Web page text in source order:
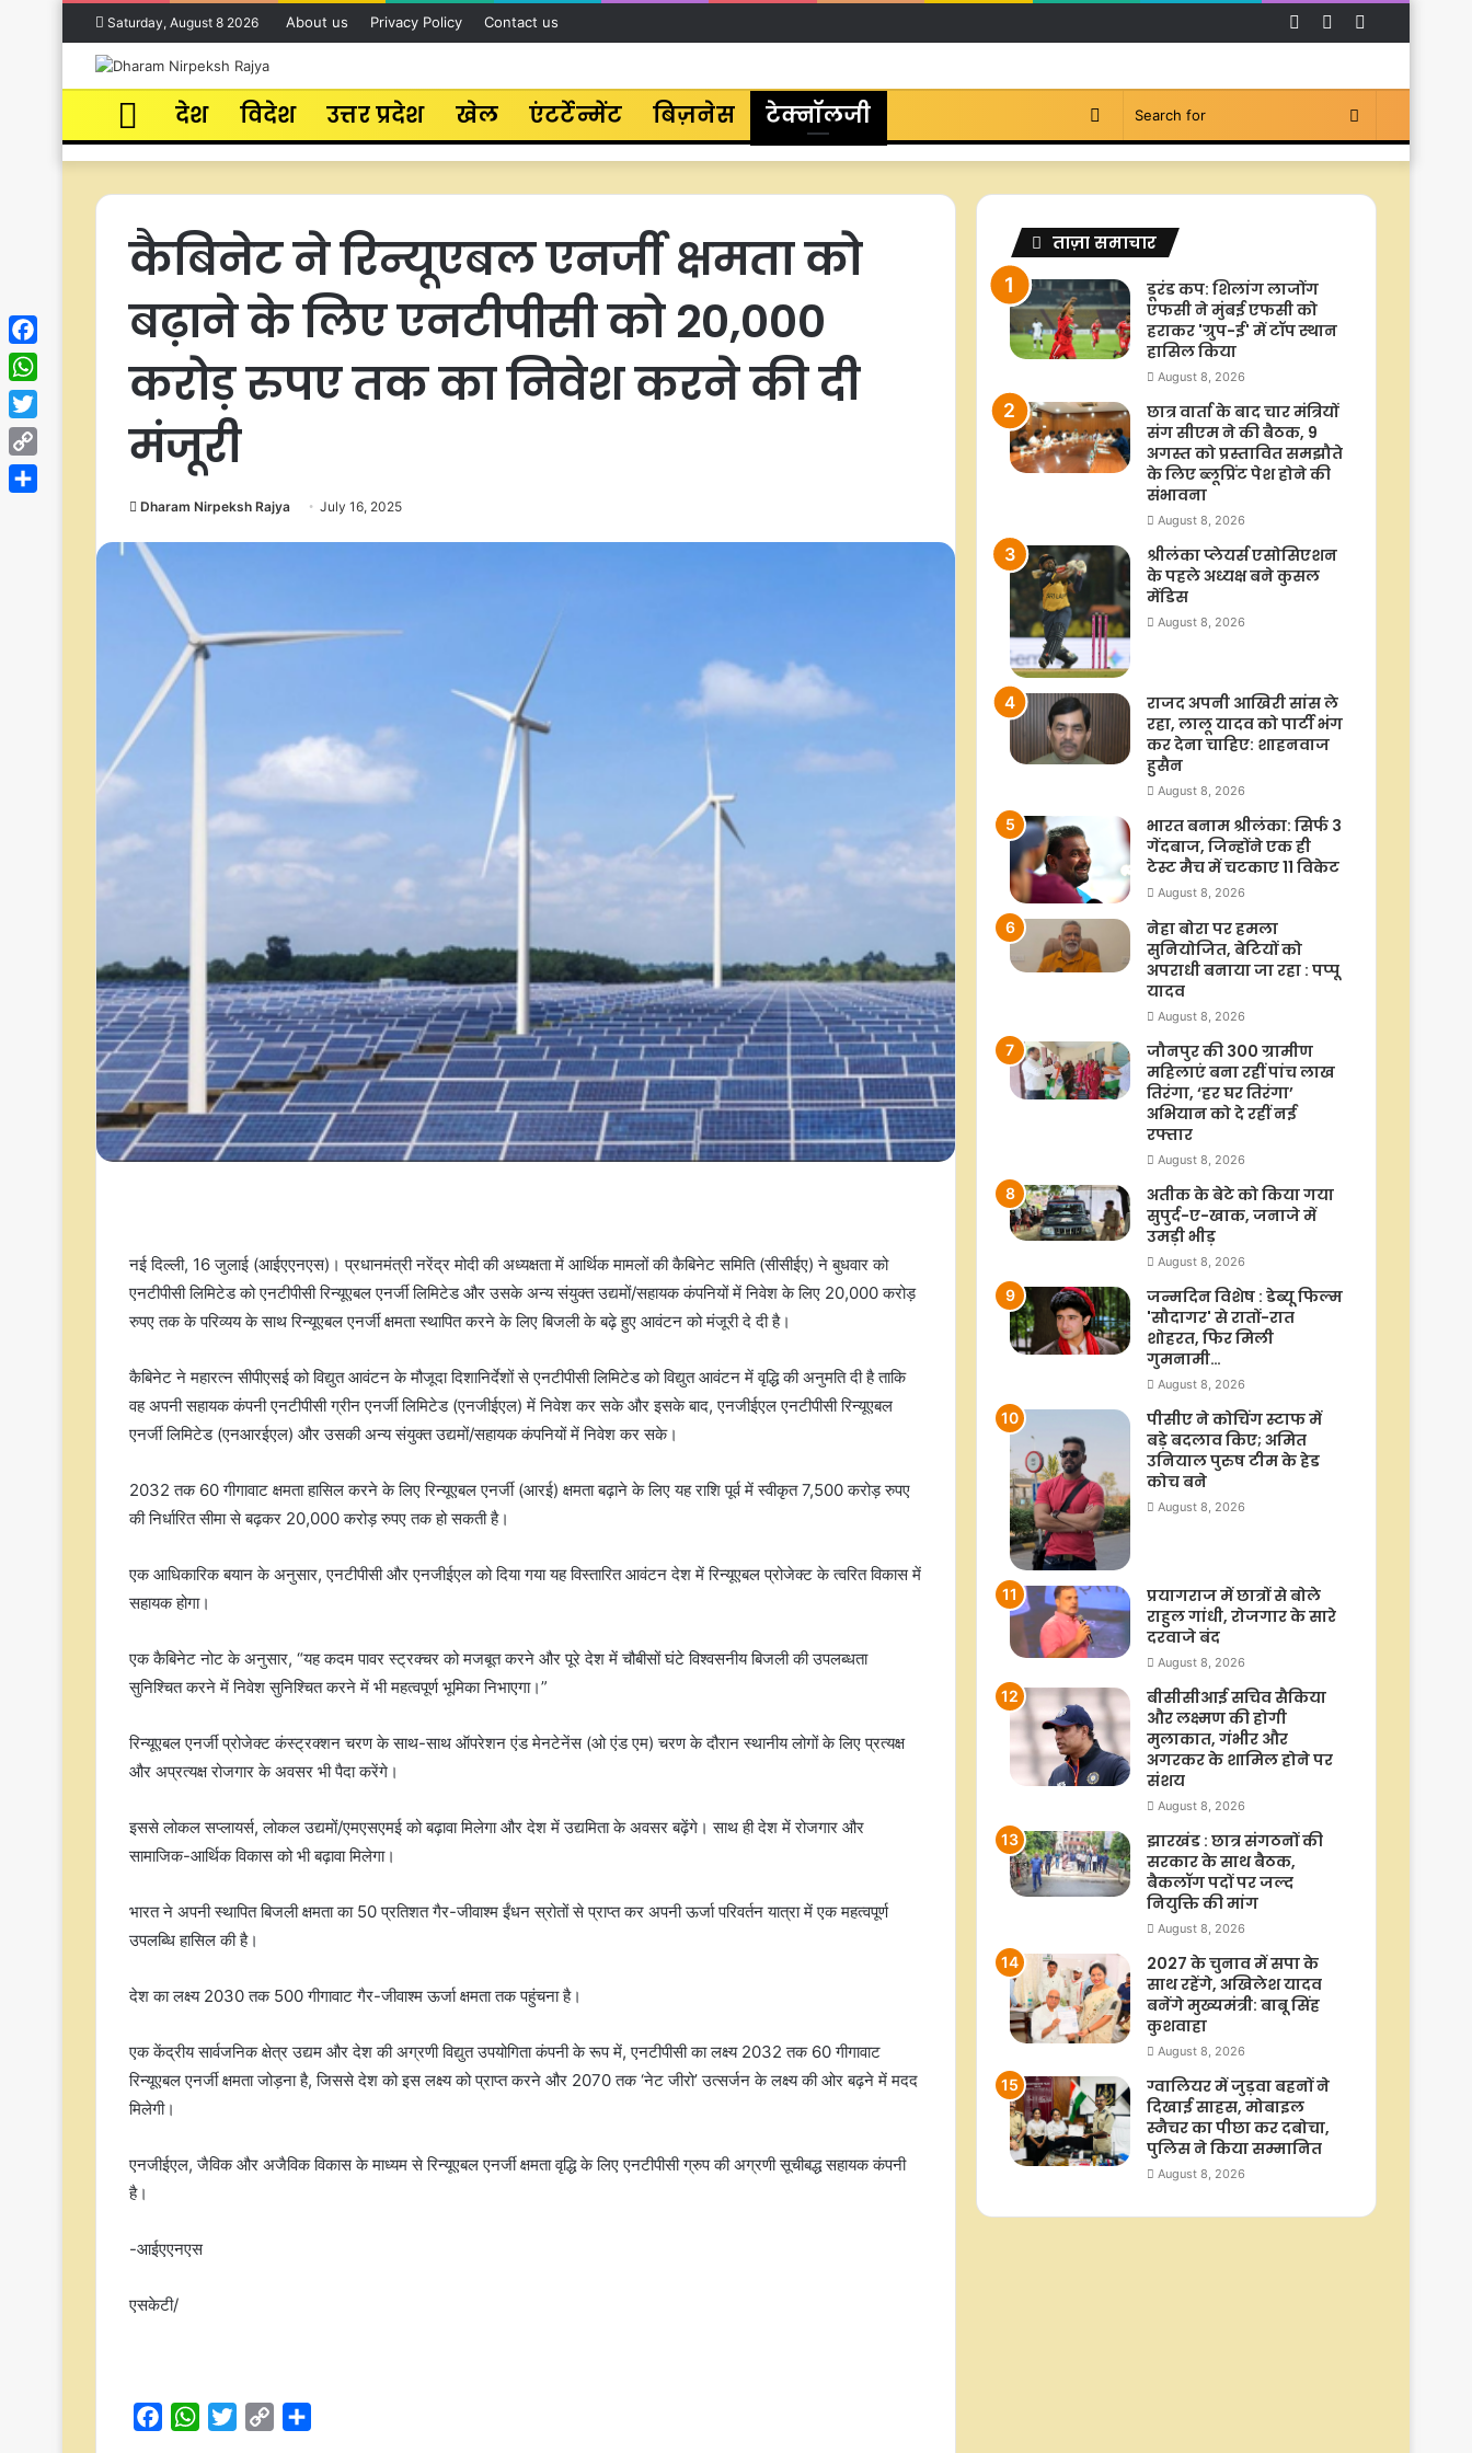
Saturday, August 8 2026 About us Privacy Policy Contact us YouTube
Facebook
Home
देश विदेश उत्तर प्रदेश खेल एंटर्टेन्मेंट बिज़नेस टेक्नॉलजी Search
for
Switch
skin
कैबिनेट ने रिन्यूएबल एनर्जी क्षमता को
बढ़ाने के लिए एनटीपीसी को 20,000
करोड़ रुपए तक का निवेश करने की दी
मंजूरी
Dharam Nirpeksh Rajya July 16, 2025
नई दिल्ली, 16 जुलाई (आईएएनएस)। प्रधानमंत्री नरेंद्र मोदी की अध्यक्षता में आर्थिक मामलों की कैबिनेट समिति (सीसीईए) ने बुधवार को
एनटीपीसी लिमिटेड को एनटीपीसी रिन्यूएबल एनर्जी लिमिटेड और उसके अन्य संयुक्त उद्यमों/सहायक कंपनियों में निवेश के लिए 20,000 करोड़
रुपए तक के परिव्यय के साथ रिन्यूएबल एनर्जी क्षमता स्थापित करने के लिए बिजली के बढ़े हुए आवंटन को मंजूरी दे दी है।
कैबिनेट ने महारत्न सीपीएसई को विद्युत आवंटन के मौजूदा दिशानिर्देशों से एनटीपीसी लिमिटेड को विद्युत आवंटन में वृद्धि की अनुमति दी है ताकि
वह अपनी सहायक कंपनी एनटीपीसी ग्रीन एनर्जी लिमिटेड (एनजीईएल) में निवेश कर सके और इसके बाद, एनजीईएल एनटीपीसी रिन्यूएबल
एनर्जी लिमिटेड (एनआरईएल) और उसकी अन्य संयुक्त उद्यमों/सहायक कंपनियों में निवेश कर सके।
2032 तक 60 गीगावाट क्षमता हासिल करने के लिए रिन्यूएबल एनर्जी (आरई) क्षमता बढ़ाने के लिए यह राशि पूर्व में स्वीकृत 7,500 करोड़ रुपए
की निर्धारित सीमा से बढ़कर 20,000 करोड़ रुपए तक हो सकती है।
एक आधिकारिक बयान के अनुसार, एनटीपीसी और एनजीईएल को दिया गया यह विस्तारित आवंटन देश में रिन्यूएबल प्रोजेक्ट के त्वरित विकास में
सहायक होगा।
एक कैबिनेट नोट के अनुसार, “यह कदम पावर स्ट्रक्चर को मजबूत करने और पूरे देश में चौबीसों घंटे विश्वसनीय बिजली की उपलब्धता
सुनिश्चित करने में निवेश सुनिश्चित करने में भी महत्वपूर्ण भूमिका निभाएगा।”
रिन्यूएबल एनर्जी प्रोजेक्ट कंस्ट्रक्शन चरण के साथ-साथ ऑपरेशन एंड मेनटेनेंस (ओ एंड एम) चरण के दौरान स्थानीय लोगों के लिए प्रत्यक्ष
और अप्रत्यक्ष रोजगार के अवसर भी पैदा करेंगे।
इससे लोकल सप्लायर्स, लोकल उद्यमों/एमएसएमई को बढ़ावा मिलेगा और देश में उद्यमिता के अवसर बढ़ेंगे। साथ ही देश में रोजगार और
सामाजिक-आर्थिक विकास को भी बढ़ावा मिलेगा।
भारत ने अपनी स्थापित बिजली क्षमता का 50 प्रतिशत गैर-जीवाश्म ईंधन स्रोतों से प्राप्त कर अपनी ऊर्जा परिवर्तन यात्रा में एक महत्वपूर्ण
उपलब्धि हासिल की है।
देश का लक्ष्य 2030 तक 500 गीगावाट गैर-जीवाश्म ऊर्जा क्षमता तक पहुंचना है।
एक केंद्रीय सार्वजनिक क्षेत्र उद्यम और देश की अग्रणी विद्युत उपयोगिता कंपनी के रूप में, एनटीपीसी का लक्ष्य 2032 तक 60 गीगावाट
रिन्यूएबल एनर्जी क्षमता जोड़ना है, जिससे देश को इस लक्ष्य को प्राप्त करने और 2070 तक ‘नेट जीरो’ उत्सर्जन के लक्ष्य की ओर बढ़ने में मदद
मिलेगी।
एनजीईएल, जैविक और अजैविक विकास के माध्यम से रिन्यूएबल एनर्जी क्षमता वृद्धि के लिए एनटीपीसी ग्रुप की अग्रणी सूचीबद्ध सहायक कंपनी
है।
-आईएएनएस
एसकेटी/
W
रियल-टाइम ऑब्जर्वेशन टेक्नोलॉजी से
कैंसर के इलाज में मिलेगी मदद: डॉ. श्याम
बिहार की प्रतिभा और उत्पादों को वैश्विक
बाजार में मिल रही नई पहचान, एफटीए से
ताज़ा समाचार
डूरंड कप: शिलांग लाजोंग
एफसी ने मुंबई एफसी को
हराकर 'ग्रुप-ई' में टॉप स्थान
हासिल किया
August 8, 2026
छात्र वार्ता के बाद चार मंत्रियों
संग सीएम ने की बैठक, 9
अगस्त को प्रस्तावित समझौते
के लिए ब्लूप्रिंट पेश होने की
संभावना
August 8, 2026
श्रीलंका प्लेयर्स एसोसिएशन
के पहले अध्यक्ष बने कुसल
मेंडिस
August 8, 2026
राजद अपनी आखिरी सांस ले
रहा, लालू यादव को पार्टी भंग
कर देना चाहिए: शाहनवाज
हुसैन
August 8, 2026
भारत बनाम श्रीलंका: सिर्फ 3
गेंदबाज, जिन्होंने एक ही
टेस्ट मैच में चटकाए 11 विकेट
August 8, 2026
नेहा बोरा पर हमला
सुनियोजित, बेटियों को
अपराधी बनाया जा रहा : पप्पू
यादव
August 8, 2026
जौनपुर की 300 ग्रामीण
महिलाएं बना रहीं पांच लाख
तिरंगा, ‘हर घर तिरंगा’
अभियान को दे रहीं नई
रफ्तार
August 8, 2026
अतीक के बेटे को किया गया
सुपुर्द-ए-खाक, जनाजे में
उमड़ी भीड़
August 8, 2026
जन्मदिन विशेष : डेब्यू फिल्म
'सौदागर' से रातों-रात
शोहरत, फिर मिली
गुमनामी…
August 8, 2026
पीसीए ने कोचिंग स्टाफ में
बड़े बदलाव किए; अमित
उनियाल पुरुष टीम के हेड
कोच बने
August 8, 2026
प्रयागराज में छात्रों से बोले
राहुल गांधी, रोजगार के सारे
दरवाजे बंद
August 8, 2026
बीसीसीआई सचिव सैकिया
और लक्ष्मण की होगी
मुलाकात, गंभीर और
अगरकर के शामिल होने पर
संशय
August 8, 2026
झारखंड : छात्र संगठनों की
सरकार के साथ बैठक,
बैकलॉग पदों पर जल्द
नियुक्ति की मांग
August 8, 2026
2027 के चुनाव में सपा के
साथ रहेंगे, अखिलेश यादव
बनेंगे मुख्यमंत्री: बाबू सिंह
कुशवाहा
August 8, 2026
ग्वालियर में जुड़वा बहनों ने
दिखाई साहस, मोबाइल
स्नैचर का पीछा कर दबोचा,
पुलिस ने किया सम्मानित
August 8, 2026
Facebook
WhatsApp
Twitter
Copy
Link